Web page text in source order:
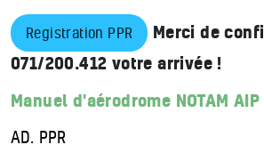
Registration PPR
Merci de
071/200.412 votre arrivée !
Manuel d'aérodrome NOTAM AIP
AD. PPR